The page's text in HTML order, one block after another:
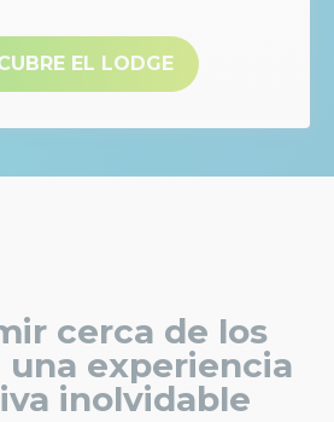
EL LODGE
cerca de los
una experiencia
inolvidable